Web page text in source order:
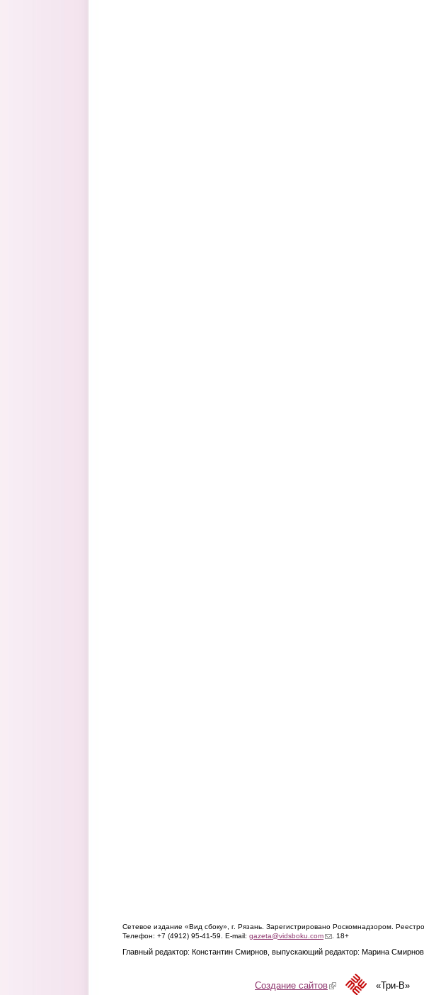
Сетевое издание «Вид сбоку», г. Рязань. Зарегистрировано Роскомнадзором.
Телефон: +7 (4912) 95-41-59. E-mail: gazeta@vidsboku.com(link sends e-mail)
. 18+
Главный редактор: Константин Смирнов, выпускающий редактор: Марина
Создание сайтов(link is external)«Три-В»